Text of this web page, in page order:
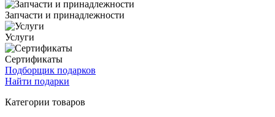
Запчасти и принадлежности
Услуги
Сертификаты
Подборщик подарков
Найти подарки
Категории товаров